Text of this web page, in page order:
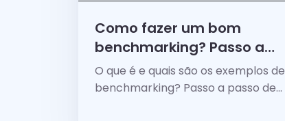
Como fazer um bom
benchmarking? Passo a
passo e vantagens da
prática
O que é e quais são os exemplos de
benchmarking? Passo a passo de